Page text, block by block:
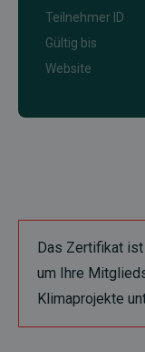
Teilnehmer ID
Gültig bis
Website
Das Zertifikat
um Ihre
Klimaprojekte